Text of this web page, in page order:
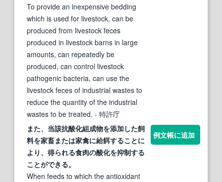
To provide an inexpensive bedding
which is used for livestock, can be
produced from livestock feces
produced in livestock barns in large
amounts, can repeatedly be
produced, can control livestock
pathogenic bacteria, can use the
livestock feces of industrial wastes to
reduce the quantity of the industrial
wastes to be treated. - 特許庁
また、当該抗酸化組成物を添加した飼
料を家畜または家禽に給餌することに
より、得られる食肉の酸化を抑制する
ことができる。
When feeds to which the antioxidant
例文帳に追加